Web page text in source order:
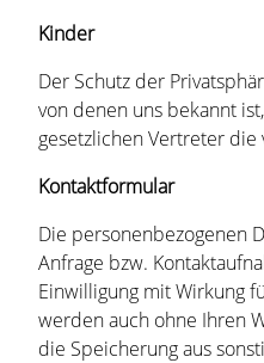
Kinder
Der Schutz der
von denen uns bekannt
gesetzlichen Vertreter
Kontaktformular
Die personenbezogenen
Anfrage bzw.
Einwilligung mit Wirkung
werden auch ohne Ihren
die Speicherung aus